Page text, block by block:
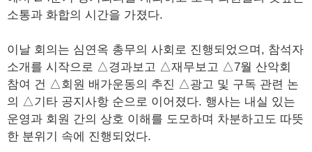
소통과 화합의 시간을 가졌다.
이날 회의는 심연옥 총무의 사회로 진행되었으며, 참석자
소개를 시작으로 △경과보고 △재무보고 △7월 산악회
참여 건 △회원 배가운동의 추진 △광고 및 구독 관련 논
의 △기타 공지사항 순으로 이어졌다. 행사는 내실 있는
운영과 회원 간의 상호 이해를 도모하며 차분하고도 따뜻
한 분위기 속에 진행되었다.